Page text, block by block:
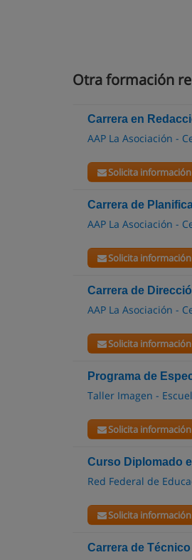
Otra formación
Carrera en
AAP La Asociación -
Solicita información
Carrera de
AAP La Asociación -
Solicita información
Carrera de
AAP La Asociación -
Solicita información
Programa de
Taller Imagen -
Solicita información
Curso Diplomado
Red Federal de
Solicita información
Carrera de